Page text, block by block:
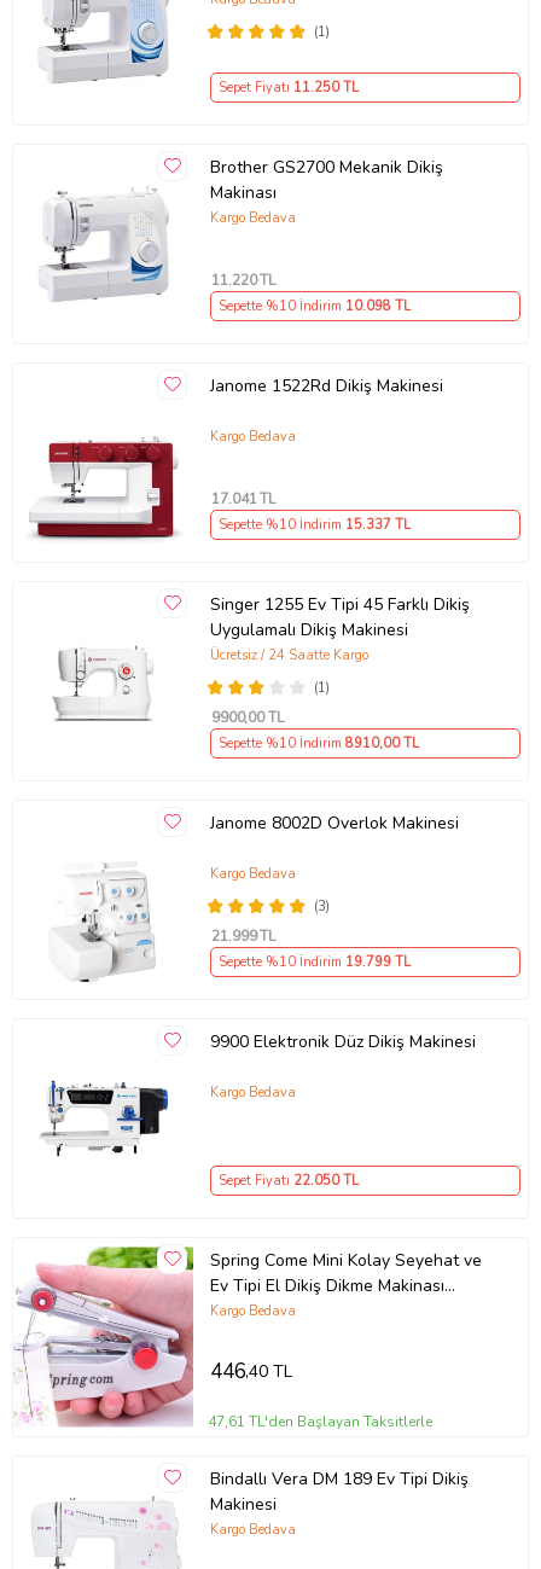
* Makina üzerinde aksesuar saklama kutusu
Ürün Kodu:kcm25004982
(1)
Sepet Fiyatı 11.250TL
Brother GS2700 Mekanik Dikiş
Makinası
Kargo Bedava
11.220TL
Sepette %10 İndirim 10.098TL
Janome 1522Rd Dikiş Makinesi
Kargo Bedava
17.041TL
Sepette %10 İndirim 15.337TL
Singer 1255 Ev Tipi 45 Farklı Dikiş
Uygulamalı Dikiş Makinesi
(1)
Ücretsiz / 24 Saatte Kargo
9900,00 TL
Sepette %10 İndirim 8910,00 TL
Janome 8002D Overlok Makinesi
(3)
Kargo Bedava
21.999TL
Sepette %10 İndirim 19.799TL
9900 Elektronik Düz Dikiş Makinesi
Kargo Bedava
Sepet Fiyatı 22.050TL
Spring Come Mini Kolay Seyehat ve
Ev Tipi El Dikiş Dikme Makinası
(5343)
Kargo Bedava
446,40 TL
47,61 TL'den Başlayan Taksitlerle
Bindallı Vera DM 189 Ev Tipi Dikiş
Makinesi
Kargo Bedava